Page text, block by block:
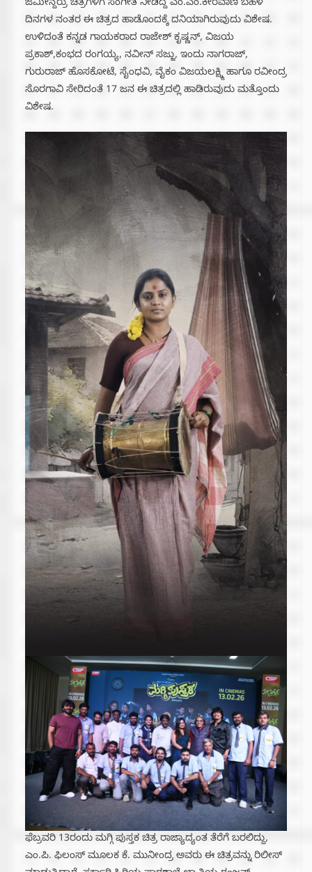
ಜಮೀನ್ದರ‍್ರು ಚಿತ್ರಗಳಿಗೆ ಸಂಗೀತ ನೀಡಿದ್ದ ಎಂ.ಎಂ.ಕೀರವಾಣಿ ಬಹಳ
ದಿನಗಳ ನಂತರ ಈ ಚಿತ್ರದ ಹಾಡೊಂದಕ್ಕೆ ದನಿಯಾಗಿರುವುದು ವಿಶೇಷ.
ಉಳಿದಂತೆ ಕನ್ನಡ ಗಾಯಕರಾದ ರಾಜೇಶ್ ಕೃಷ್ಣನ್, ವಿಜಯ
ಪ್ರಕಾಶ್,ಕಂಭದ ರಂಗಯ್ಯ, ನವೀನ್ ಸಜ್ಜು, ಇಂದು ನಾಗರಾಜ್,
ಗುರುರಾಜ್ ಹೊಸಕೋಟೆ, ಸೈಂಧವಿ, ವೈಕಂ ವಿಜಯಲಕ್ಷ್ಮಿ ಹಾಗೂ ರವೀಂದ್ರ
ಸೊರಗಾವಿ ಸೇರಿದಂತೆ 17 ಜನ ಈ ಚಿತ್ರದಲ್ಲಿ ಹಾಡಿರುವುದು ಮತ್ತೊಂದು
ವಿಶೇಷ.
ಫೆಬ್ರವರಿ 13ರಂದು ಮಗ್ಗಿ ಪುಸ್ತಕ ಚಿತ್ರ ರಾಜ್ಯಾದ್ಯಂತ ತೆರೆಗೆ ಬರಲಿದ್ದು,
ಎಂ.ಪಿ. ಫಿಲಂಸ್ ಮೂಲಕ ಕೆ. ಮುನೀಂದ್ರ ಅವರು ಈ ಚಿತ್ರವನ್ನು ರಿಲೀಸ್